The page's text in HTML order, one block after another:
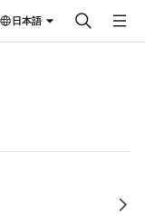
日本語